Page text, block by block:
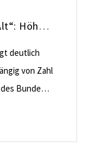
KfW-Förderung „Jung kauft Alt“: Höhere Kredite ab August 2026
deutlich
von Zahl
Bundes
effektiv bei